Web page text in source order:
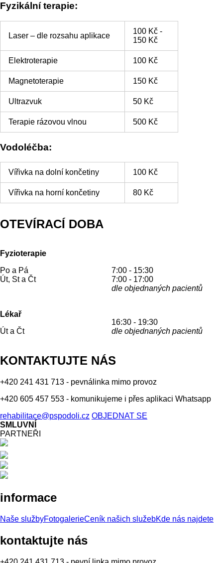
Fyzikální terapie:
Laser – dle rozsahu aplikace
100 Kč -
150 Kč
Elektroterapie 100 Kč
Magnetoterapie 150 Kč
Ultrazvuk 50 Kč
Terapie rázovou vlnou 500 Kč
Vodoléčba:
Vířivka na dolní končetiny 100 Kč
Vířivka na horní končetiny 80 Kč
OTEVÍRACÍ DOBA
Fyzioterapie
Po a Pá
Út, St a Čt
Lékař
Út a Čt
7:00 - 15:30
7:00 - 17:00
dle objednaných pacientů
16:30 - 19:30
dle objednaných pacientů
KONTAKTUJTE NÁS
+420 241 431 713 - pevnálinka mimo provoz
+420 605 457 553 - komunikujeme i přes aplikaci Whatsapp
rehabilitace@pspodoli.cz OBJEDNAT SE
SMLUVNÍ
PARTNEŘI
informace
Naše službyFotogalerieCeník našich služebKde nás najdete
kontaktujte nás